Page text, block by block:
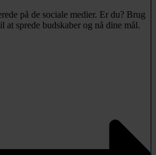
på de sociale medier. Er du? Brug
at sprede budskaber og nå dine mål.